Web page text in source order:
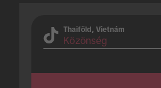
Thaiföld, Vietnám
Közönség